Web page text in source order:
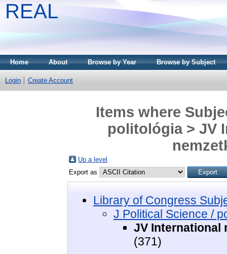
REAL
Home About Browse by Year Browse by Subject
Login Create Account
Items where
politológia > JV
Up a level
Export as
Library of Congress
J Political Science /
JV International
(371)